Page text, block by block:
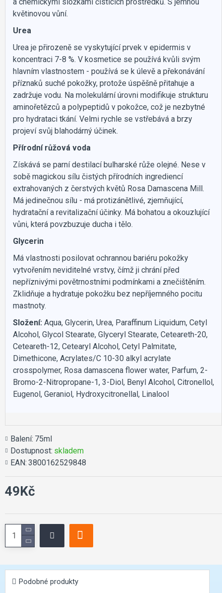
květinovou vůní.
Urea
Urea je přirozeně se vyskytující prvek v epidermis v
koncentraci 7-8 %. V kosmetice se používá kvůli svým
hlavním vlastnostem - používá se k úlevě a překonávání
příznaků suché pokožky, protože úspěšně přitahuje a
zadržuje vodu. Na molekulární úrovni modifikuje strukturu
aminořetězců a polypeptidů v pokožce, což je nezbytné
pro hydrataci tkání. Velmi rychle se vstřebává a brzy
projeví svůj blahodárný účinek.
Přírodní růžová voda
Získává se parní destilací bulharské růže olejné. Nese v
sobě magickou sílu čistých přírodních ingrediencí
extrahovaných z čerstvých květů Rosa Damascena Mill.
Má jedinečnou sílu - má protizánětlivé, zjemňující,
hydratační a revitalizační účinky. Má bohatou a okouzlující
vůni, která povzbuzuje ducha i tělo.
Glycerin
Má vlastnosti posilovat ochrannou bariéru pokožky
vytvořením neviditelné vrstvy, čímž ji chrání před
nepříznivými povětrnostními podmínkami a znečištěním.
Zklidňuje a hydratuje pokožku bez nepříjemného pocitu
mastnoty.
Složení: Aqua, Glycerin, Urea, Paraffinum Liquidum, Cetyl
Alcohol, Glycol Stearate, Glyceryl Stearate, Ceteareth-20,
Ceteareth-12, Cetearyl Alcohol, Cetyl Palmitate,
Dimethicone, Acrylates/C 10-30 alkyl acrylate
crosspolymer, Rosa damascenа flower water, Parfum, 2-
Bromo-2-Nitropropane-1, 3-Diol, Benyl Alcohol, Citronellol,
Eugenol, Geraniol, Hydroxycitronellal, Linalool
Balení: 75ml
Dostupnost: skladem
EAN: 3800162529848
49Kč
Podobné produkty